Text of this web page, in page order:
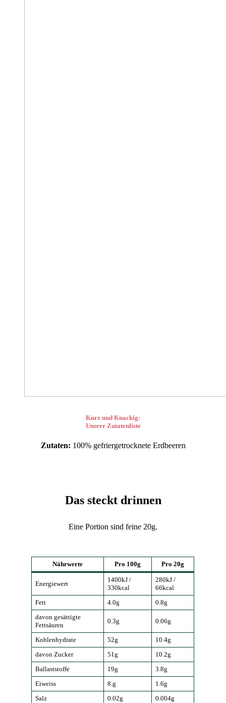
Kurz und Knackig:
Unsere Zutatenliste
Zutaten: 100% gefriergetrocknete Erdbeeren
Das steckt drinnen
Eine Portion sind feine 20g.
Nährwerte Pro 100g Pro 20g
Energiewert
1400kJ /
330kcal
280kJ /
66kcal
Fett
4.0g
0.8g
davon gesättigte
Fettsäuren
0.3g 0.06g
Kohlenhydrate 52g
10.4g
davon Zucker
51g
10.2g
Ballaststoffe
19g
3.8g
Eiweiss
8.g
1.6g
Salz
0.02g 0.004g